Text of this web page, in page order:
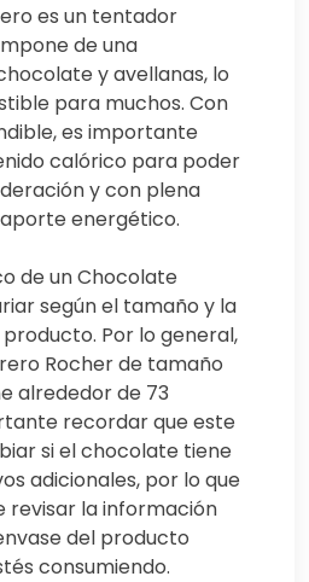
es un tentador
de una
y avellanas, lo
para muchos. Con
es importante
calórico para poder
y con plena
energético.
de un Chocolate
según el tamaño y la
Por lo general,
Rocher de tamaño
alrededor de 73
recordar que este
si el chocolate tiene
adicionales, por lo que
revisar la información
del producto
consumiendo.